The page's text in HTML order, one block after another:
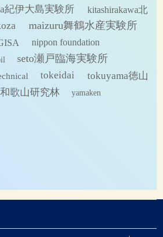
紀伊大島実験所
kitashirakawa北
maizuru舞鶴水産実験所
nippon foundation
seto瀬戸臨海実験所
tokeidai
tokuyama徳山
歌山研究林
yamaken